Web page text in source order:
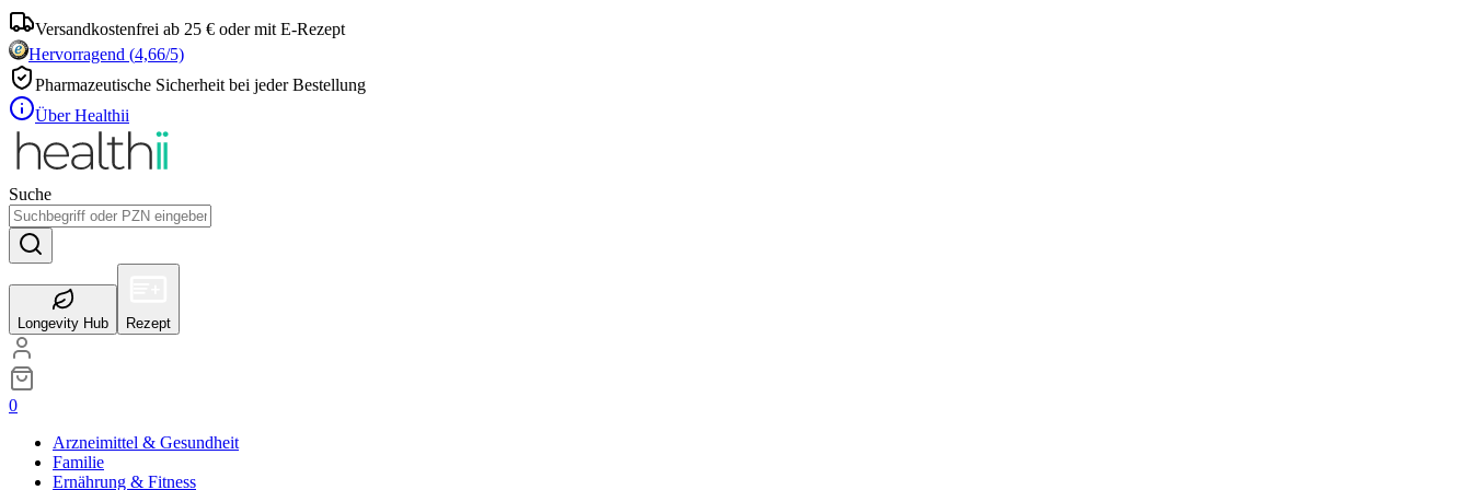
Versandkostenfrei ab 25 € oder mit E-Rezept
Hervorragend (4,66/5)
Pharmazeutische Sicherheit bei jeder Bestellung
Über Healthii
Suche
Longevity Hub Rezept
0
Arzneimittel & Gesundheit
Familie
Ernährung & Fitness